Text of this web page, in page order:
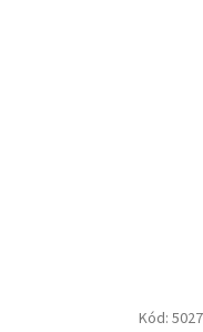
Kód: 5027